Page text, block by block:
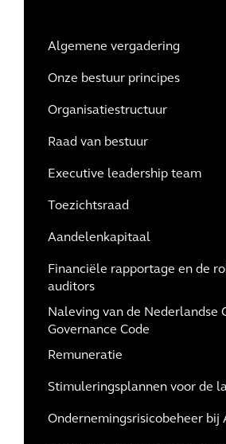
Algemene vergadering
Onze bestuur principes
Organisatiestructuur
Raad van bestuur
Executive leadership team
Toezichtsraad
Aandelenkapitaal
Financiële rapportage en de
auditors
Naleving van de Nederlandse
Governance Code
Remuneratie
Stimuleringsplannen voor de
Ondernemingsrisicobeheer bij